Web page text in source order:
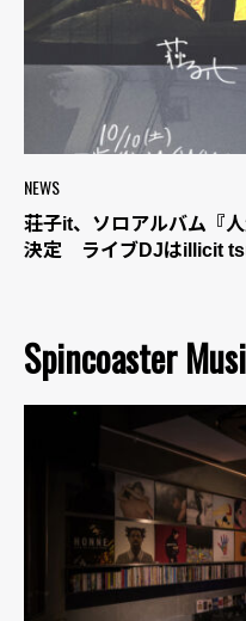
NEWS
荘子it、ソロアルバム『
決定 ライブDJはillicit
Spincoaster